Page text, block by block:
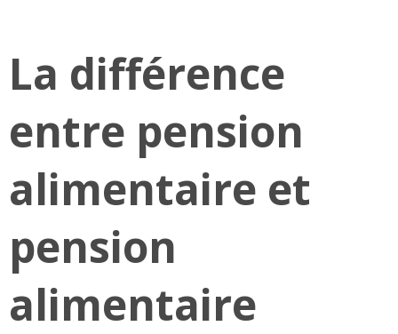
La différence
entre pension
alimentaire et
pension
alimentaire